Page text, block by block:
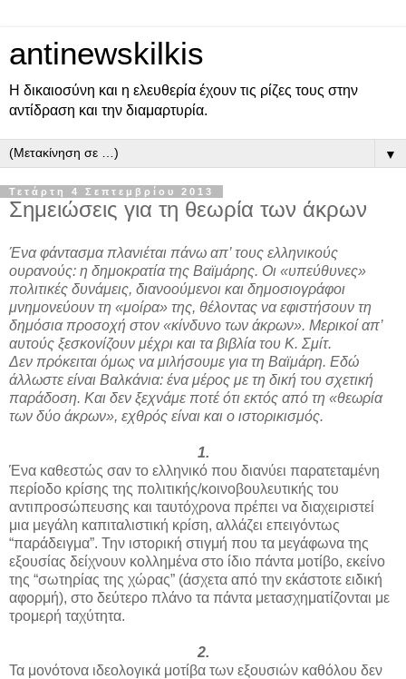
antinewskilkis
Η δικαιοσύνη και η ελευθερία έχουν τις ρίζες τους στην
αντίδραση και την διαμαρτυρία.
▼
Τετάρτη 4 Σεπτεμβρίου 2013
Σημειώσεις για τη θεωρία των άκρων
Ένα φάντασμα πλανιέται πάνω απ’ τους ελληνικούς
ουρανούς: η δημοκρατία της Βαϊμάρης. Οι «υπεύθυνες»
πολιτικές δυνάμεις, διανοούμενοι και δημοσιογράφοι
μνημονεύουν τη «μοίρα» της, θέλοντας να εφιστήσουν τη
δημόσια προσοχή στον «κίνδυνο των άκρων». Μερικοί απ’
αυτούς ξεσκονίζουν μέχρι και τα βιβλία του Κ. Σμίτ.
Δεν πρόκειται όμως να μιλήσουμε για τη Βαϊμάρη. Εδώ
άλλωστε είναι Βαλκάνια: ένα μέρος με τη δική του σχετική
παράδοση. Και δεν ξεχνάμε ποτέ ότι εκτός από τη «θεωρία
των δύο άκρων», εχθρός είναι και ο ιστορικισμός.
1.
Ένα καθεστώς σαν το ελληνικό που διανύει παρατεταμένη
περίοδο κρίσης της πολιτικής/κοινοβουλευτικής του
αντιπροσώπευσης και ταυτόχρονα πρέπει να διαχειριστεί
μια μεγάλη καπιταλιστική κρίση, αλλάζει επειγόντως
“παράδειγμα”. Την ιστορική στιγμή που τα μεγάφωνα της
εξουσίας δείχνουν κολλημένα στο ίδιο πάντα μοτίβο, εκείνο
της “σωτηρίας της χώρας” (άσχετα από την εκάστοτε ειδική
αφορμή), στο δεύτερο πλάνο τα πάντα μετασχηματίζονται με
τρομερή ταχύτητα.
2.
Τα μονότονα ιδεολογικά μοτίβα των εξουσιών καθόλου δεν